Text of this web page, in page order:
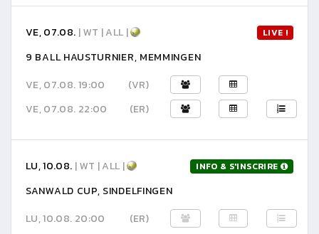
VE, 07.08. | WT | ALL | LIVE !
9 BALL HAUSTURNIER, MEMMINGEN
VE, 07.08. 19:00
(VR)
VE, 07.08. 22:00
(ER)
LU, 10.08. | WT | ALL | INFO & S'INSCRIRE
SANWALD CUP, SINDELFINGEN
LU, 10.08. 20:00
(ER)